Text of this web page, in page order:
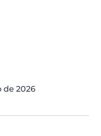
de 2026